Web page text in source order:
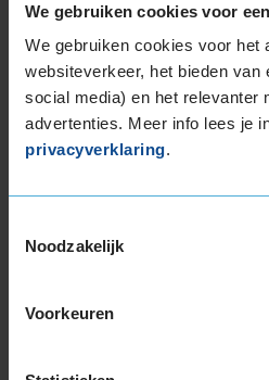
We gebruiken cookies voor
We gebruiken cookies voor het
websiteverkeer, het bieden
social media) en het relevanter
advertenties. Meer info lees je
privacyverklaring.
Noodzakelijk
Voorkeuren
Service:Bandenwissel
Datum: 17 november 2025 bij391
Vijfhuizenberg 40
10,0
Datum: 8 april 2025 bij 391